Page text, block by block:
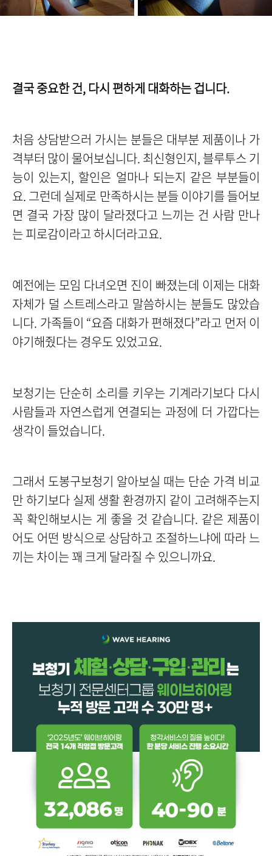
결국 중요한 건, 다시 편하게 대화하는 겁니다.
처음 상담받으러 가시는 분들은 대부분 제품이나 가
격부터 많이 물어보십니다. 최신형인지, 블루투스 기
능이 있는지, 할인은 얼마나 되는지 같은 부분들이
요. 그런데 실제로 만족하시는 분들 이야기를 들어보
면 결국 가장 많이 달라졌다고 느끼는 건 사람 만나
는 피로감이라고 하시더라고요.
예전에는 모임 다녀오면 진이 빠졌는데 이제는 대화
자체가 덜 스트레스라고 말씀하시는 분들도 많았습
니다. 가족들이 “요즘 대화가 편해졌다”라고 먼저 이
야기해줬다는 경우도 있었고요.
보청기는 단순히 소리를 키우는 기계라기보다 다시
사람들과 자연스럽게 연결되는 과정에 더 가깝다는
생각이 들었습니다.
그래서 도봉구보청기 알아보실 때는 단순 가격 비교
만 하기보다 실제 생활 환경까지 같이 고려해주는지
꼭 확인해보시는 게 좋을 것 같습니다. 같은 제품이
어도 어떤 방식으로 상담하고 조절하느냐에 따라 느
끼는 차이는 꽤 크게 달라질 수 있으니까요.